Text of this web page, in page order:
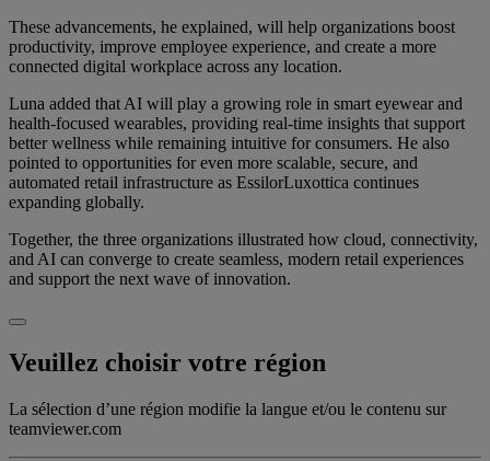
These advancements, he explained, will help organizations boost
productivity, improve employee experience, and create a more
connected digital workplace across any location.
Luna added that AI will play a growing role in smart eyewear and
health-focused wearables, providing real-time insights that support
better wellness while remaining intuitive for consumers. He also
pointed to opportunities for even more scalable, secure, and
automated retail infrastructure as EssilorLuxottica continues
expanding globally.
Together, the three organizations illustrated how cloud, connectivity,
and AI can converge to create seamless, modern retail experiences
and support the next wave of innovation.
Veuillez choisir votre région
La sélection d’une région modifie la langue et/ou le contenu sur
teamviewer.com